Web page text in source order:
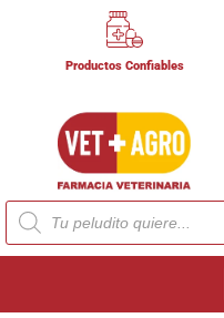
Productos Confiables